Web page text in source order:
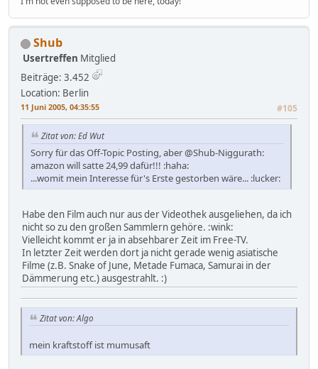
Shub
Usertreffen Mitglied
Beiträge: 3.452
Location: Berlin
11 Juni 2005, 04:35:55 #105
Zitat von: Ed Wut
Sorry für das Off-Topic Posting, aber @Shub-Niggurath:
amazon will satte 24,99 dafür!!! :haha:
...womit mein Interesse für's Erste gestorben wäre... :lucker:
Habe den Film auch nur aus der Videothek ausgeliehen, da ich
nicht so zu den großen Sammlern gehöre. :wink:
Vielleicht kommt er ja in absehbarer Zeit im Free-TV.
In letzter Zeit werden dort ja nicht gerade wenig asiatische
Filme (z.B. Snake of June, Metade Fumaca, Samurai in der
Dämmerung etc.) ausgestrahlt. :)
Zitat von: Algo
mein kraftstoff ist mumusaft